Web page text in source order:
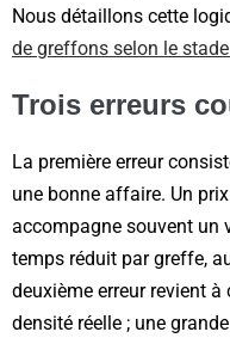
Nous détaillons cette
de greffons selon le
Trois erreurs
La première erreur
une bonne affaire. Un
accompagne souvent un
temps réduit par greffe,
deuxième erreur revient
densité réelle ; une